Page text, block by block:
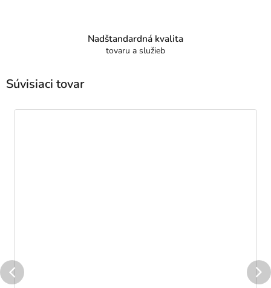
Nadštandardná kvalita
tovaru a služieb
Súvisiaci tovar